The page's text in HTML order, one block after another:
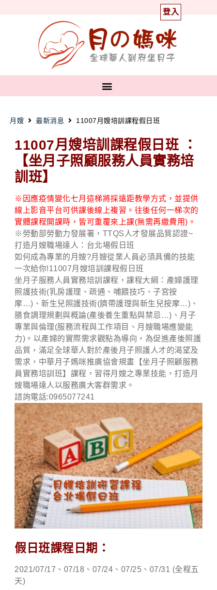
登入
月嫂 最新消息 11007月嫂培訓課程假日班
11007月嫂培訓課程假日班 ：
【坐月子照顧服務人員實務培
訓班】
※ 因應疫情變化七月這梯將採遠距教學方式，並提供
線上影音平台可供課後線上複習。往後任何一梯次的
實體課程開課時，皆可重覆來上課(無需再繳費用) 。
※勞動部勞動力發展署，TTQS人才發展品質認證~
打造月嫂職場達人：台北場假日班
如何成為專業的月嫂?月嫂從業人員必須具備的技能
一次給你!11007月嫂培訓課程假日班
坐月子服務人員實務培訓課程，課程大綱：產婦護理
照護技術(乳房護理、疏通、哺餵技巧、子宮按
摩…)、新生兒照護技術(臍帶護理與新生兒按摩…)、
膳食調理規劃與概論(產後養生重點與禁忌…)、月子
專業與倫理(服務流程與工作項目、月嫂職場應變能
力)。以產婦的實際需求觀點為導向，為促進產後照護
品質，滿足全球華人對於產後月子照護人才的渴望及
需求，中華月子媽咪推廣協會規畫【坐月子照顧服務
員實務培訓班】課程，習得月嫂之專業技能，打造月
嫂職場達人以服務廣大客群需求。
諮詢電話:0965077241
假日班課程日期：
2021/07/17、07/18、07/24、07/25、07/31 (全程五
天)